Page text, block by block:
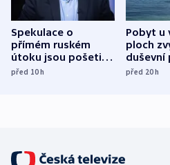
Spekulace o
přímém ruském
útoku jsou pošetilé,
míní estonský
před 10h
Pobyt u
ploch
duševní
ukázala
před 20h